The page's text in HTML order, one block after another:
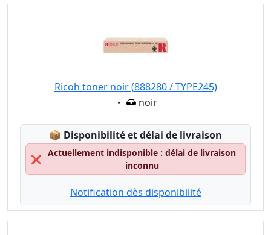
Ricoh toner noir (888280 / TYPE245)
Eigenschaft:
noir
📦 Lagerstatus:
Disponibilité et délai de livraison
❌
Actuellement indisponible : délai de livraison
inconnu
Notification dès disponibilité